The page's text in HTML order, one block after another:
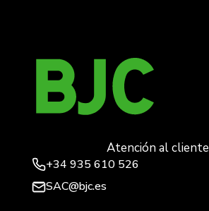
Atención al cliente
+34 935 610 526
SAC@bjc.es